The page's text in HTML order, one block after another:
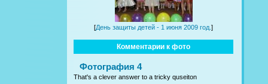
[День защиты детей - 1 июня 2009 год. ]
Комментарии к фото
Фотография 4
That's a clever answer to a tricky quseiton